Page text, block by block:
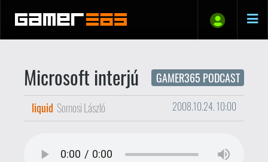
liquid Somosi László 2008.10.24. 10:00